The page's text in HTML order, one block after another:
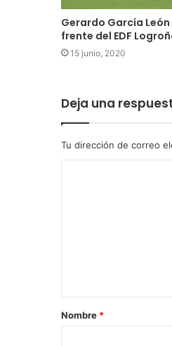
Gerardo García
frente del EDF
15 junio, 2020
Deja una
Tu dirección de correo
Nombre *